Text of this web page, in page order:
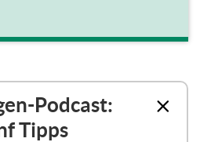
Podcast:
Tipps